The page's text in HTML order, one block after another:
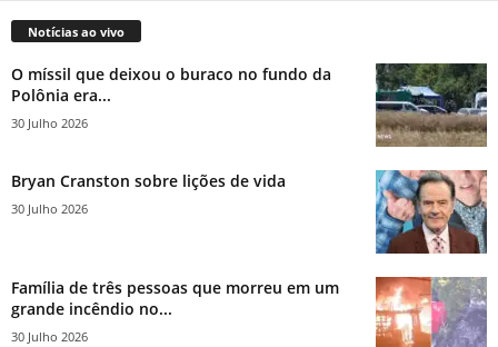
Notícias ao vivo
O míssil que deixou o buraco no fundo da
Polônia era...
30 Julho 2026
Bryan Cranston sobre lições de vida
30 Julho 2026
Família de três pessoas que morreu em um
grande incêndio no...
30 Julho 2026